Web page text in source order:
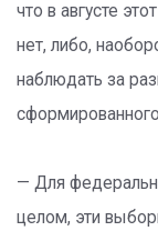
что в августе
нет, либо,
наблюдать за
— Для
целом, эти